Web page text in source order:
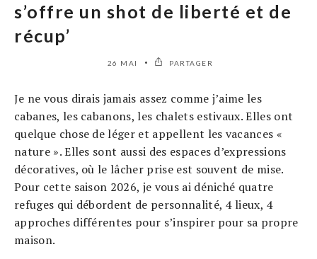
s’offre un shot de liberté et de
récup’
26 MAI PARTAGER
Je ne vous dirais jamais assez comme j’aime les
cabanes, les cabanons, les chalets estivaux. Elles ont
quelque chose de léger et appellent les vacances «
nature ». Elles sont aussi des espaces d’expressions
décoratives, où le lâcher prise est souvent de mise.
Pour cette saison 2026, je vous ai déniché quatre
refuges qui débordent de personnalité, 4 lieux, 4
approches différentes pour s’inspirer pour sa propre
maison.